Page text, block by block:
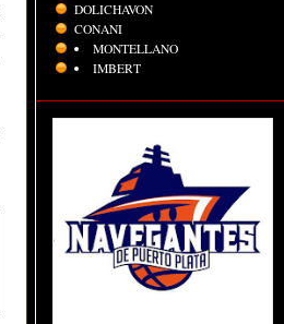
DOLICHAVON
CONANI
MONTELLANO
IMBERT